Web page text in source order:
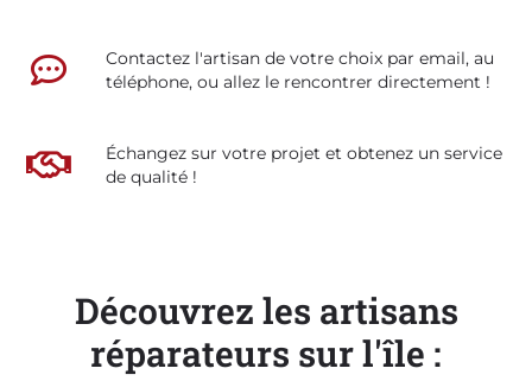
Contactez l'artisan de votre choix par email, au
téléphone, ou allez le rencontrer directement !
Échangez sur votre projet et obtenez un service
de qualité !
Découvrez les artisans
réparateurs sur l'île :